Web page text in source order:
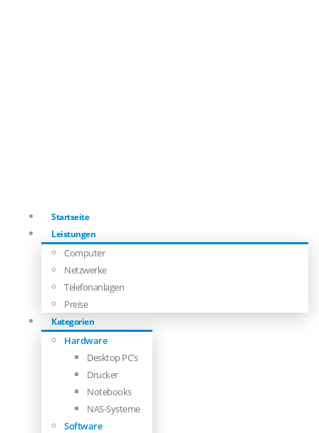
Startseite
Leistungen
Computer
Netzwerke
Telefonanlagen
Preise
Kategorien
Hardware
Desktop PC’s
Drucker
Notebooks
NAS-Systeme
Software